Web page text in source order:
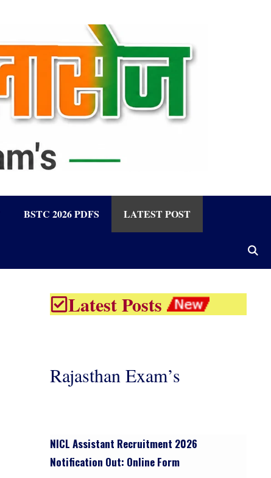
BSTC 2026 PDFS LATEST POST
Latest Posts
Rajasthan Exam’s
NICL Assistant Recruitment 2026
Notification Out: Online Form